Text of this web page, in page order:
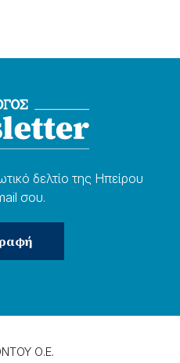
δελτίο της Ηπείρου
σου.
Ο.Ε.